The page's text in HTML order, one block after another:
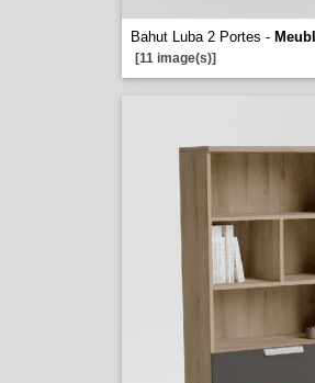
Bahut Luba 2 Portes -
[11 image(s)]